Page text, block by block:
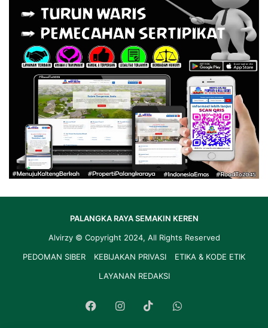
PALANGKA RAYA SEMAKIN KEREN
Alvirzy © Copyright 2024, All Rights Reserved
PEDOMAN SIBER
KEBIJAKAN PRIVASI
ETIKA & KODE ETIK
LAYANAN REDAKSI
FacebookInstagram
TikTokWhatsApp